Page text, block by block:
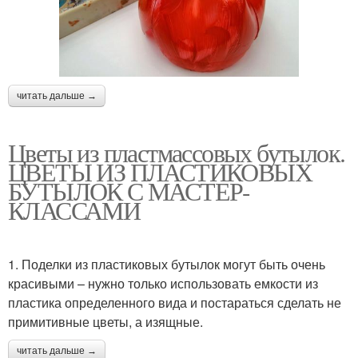
читать дальше →
Цветы из пластмассовых бутылок.
ЦВЕТЫ ИЗ ПЛАСТИКОВЫХ
БУТЫЛОК С МАСТЕР-
КЛАССАМИ
1. Поделки из пластиковых бутылок могут быть очень
красивыми – нужно только использовать емкости из
пластика определенного вида и постараться сделать не
примитивные цветы, а изящные.
читать дальше →